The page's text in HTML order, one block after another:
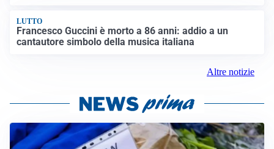
LUTTO
Francesco Guccini è morto a 86 anni: addio a un
cantautore simbolo della musica italiana
Altre notizie